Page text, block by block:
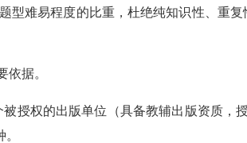
难易程度的比重，杜绝纯知识性、重
据。
权的出版单位（具备教辅出版资质，